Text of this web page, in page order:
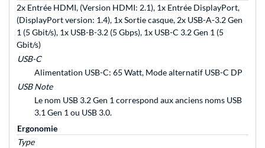
2x Entrée HDMI, (Version HDMI: 2.1), 1x Entrée DisplayPort,
(DisplayPort version: 1.4), 1x Sortie casque, 2x USB-A-3.2 Gen
1 (5 Gbit/s), 1x USB-B-3.2 (5 Gbps), 1x USB-C 3.2 Gen 1 (5
Gbit/s)
USB-C
Alimentation USB-C: 65 Watt, Mode alternatif USB-C DP
USB Note
Le nom USB 3.2 Gen 1 correspond aux anciens noms USB
3.1 Gen 1 ou USB 3.0.
Ergonomie
Type